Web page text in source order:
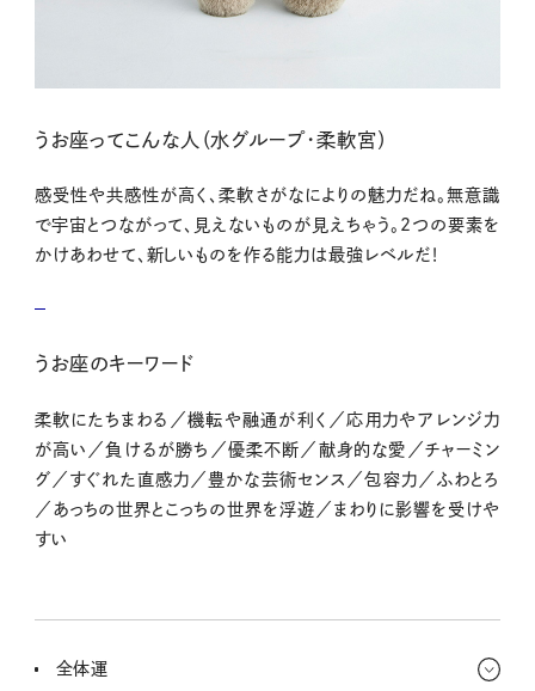
うお座ってこんな人（水グループ・柔軟宮）
感受性や共感性が高く、柔軟さがなによりの魅力だね。無意識
で宇宙とつながって、見えないものが見えちゃう。2つの要素を
かけあわせて、新しいものを作る能力は最強レベルだ！
うお座のキーワード
柔軟にたちまわる／機転や融通が利く／応用力やアレンジ力
が高い／負けるが勝ち／優柔不断／献身的な愛／チャーミン
グ／すぐれた直感力／豊かな芸術センス／包容力／ふわとろ
／あっちの世界とこっちの世界を浮遊／まわりに影響を受けや
すい
全体運